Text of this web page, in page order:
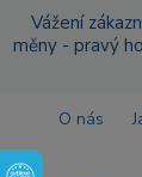
Vážení
měny - pravý
O nás